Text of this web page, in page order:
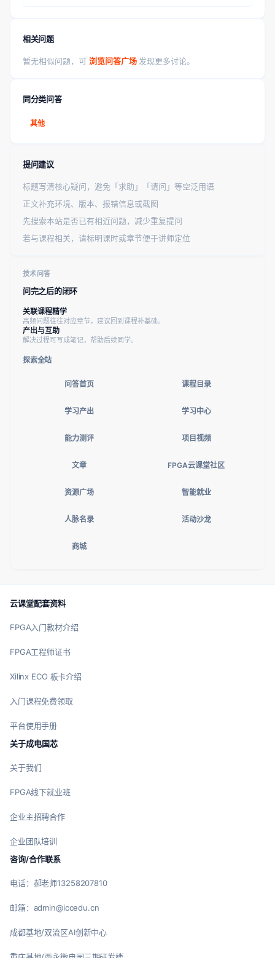
相关问题
暂无相似问题，可 浏览问答广场 发现更多讨论。
同分类问答
其他
提问建议
标题写清核心疑问，避免「求助」「请问」等空泛用语
正文补充环境、版本、报错信息或截图
先搜索本站是否已有相近问题，减少重复提问
若与课程相关，请标明课时或章节便于讲师定位
技术问答
问完之后的闭环
关联课程精学
高频问题往往对应章节，建议回到课程补基础。
产出与互助
解决过程可写成笔记，帮助后续同学。
探索全站
问答首页 课程目录
学习产出 学习中心
能力测评 项目视频
文章 FPGA云课堂社区
资源广场 智能就业
人脉名录 活动沙龙
商城
云课堂配套资料
FPGA入门教材介绍
FPGA工程师证书
Xilinx ECO 板卡介绍
入门课程免费领取
平台使用手册
关于成电国芯
关于我们
FPGA线下就业班
企业主招聘合作
企业团队培训
咨询/合作联系
电话：郝老师13258207810
邮箱：admin@iccedu.cn
成都基地/双流区AI创新中心